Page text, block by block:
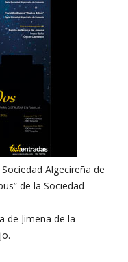
Algecireña de
de la Sociedad
de Jimena de la